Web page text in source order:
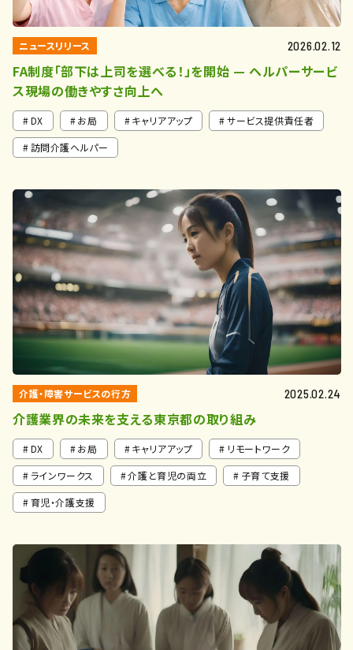
ニュースリリース 2026.02.12
FA制度「部下は上司を選べる！」を開始 — ヘルパーサービ
ス現場の働きやすさ向上へ
DX お局 キャリアアップ
サービス提供責任者
訪問介護ヘルパー
介護・障害サービスの行方 2025.02.24
介護業界の未来を支える東京都の取り組み
DX お局 キャリアアップ
リモートワーク
ラインワークス
介護と育児の両立
子育て支援
育児・介護支援